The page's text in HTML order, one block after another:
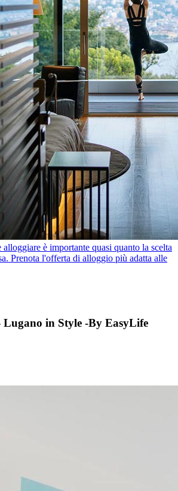
è importante quasi quanto la scelta
Prenota l'offerta di alloggio più adatta alle
in Style -By EasyLife